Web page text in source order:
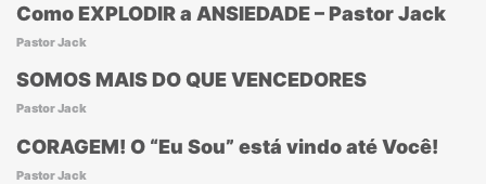
Como EXPLODIR a ANSIEDADE – Pastor Jack
Pastor Jack
SOMOS MAIS DO QUE VENCEDORES
Pastor Jack
CORAGEM! O “Eu Sou” está vindo até Você!
Pastor Jack